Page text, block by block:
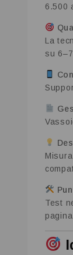
6.500
La
su
Test